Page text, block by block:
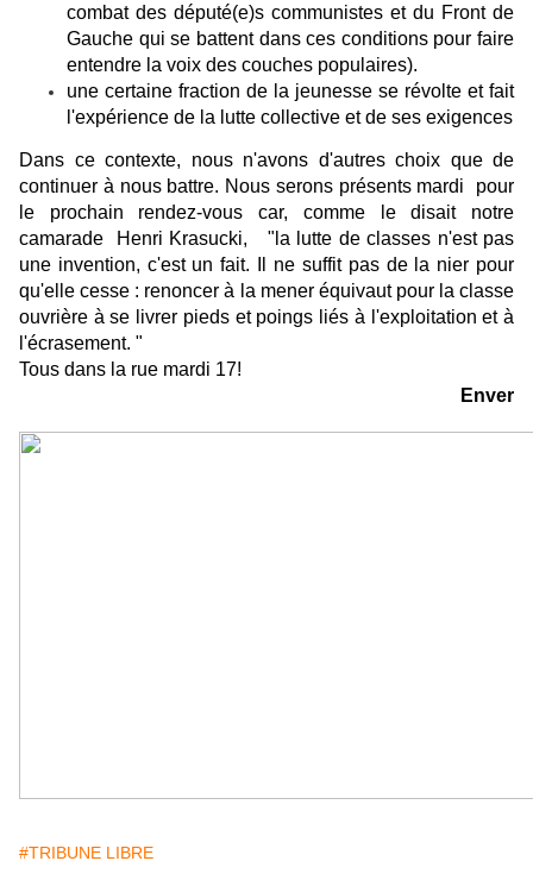
combat des député(e)s communistes et du Front de
Gauche qui se battent dans ces conditions pour faire
entendre la voix des couches populaires).
une certaine fraction de la jeunesse se révolte et fait
l'expérience de la lutte collective et de ses exigences
Dans ce contexte, nous n'avons d'autres choix que de
continuer à nous battre. Nous serons présents mardi pour
le prochain rendez-vous car, comme le disait notre
camarade Henri Krasucki, "la lutte de classes n'est pas
une invention, c'est un fait. Il ne suffit pas de la nier pour
qu'elle cesse : renoncer à la mener équivaut pour la classe
ouvrière à se livrer pieds et poings liés à l'exploitation et à
l'écrasement. "
Tous dans la rue mardi 17!
Enver
#TRIBUNE LIBRE